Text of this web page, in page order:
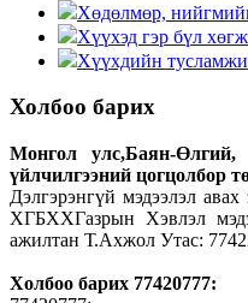
Хөдөлмөр,
Хүүхэд гэр бүл
Хүүхдийн
Холбоо барих
Монгол улс,Баян-
үйлчилгээний цогцолбор
Дэлгэрэнгүй мэдээлэл
ХГБХХГазрын Хэвлэл
ажилтан Т.Ахжол Утас:
Холбоо барих 77420777: